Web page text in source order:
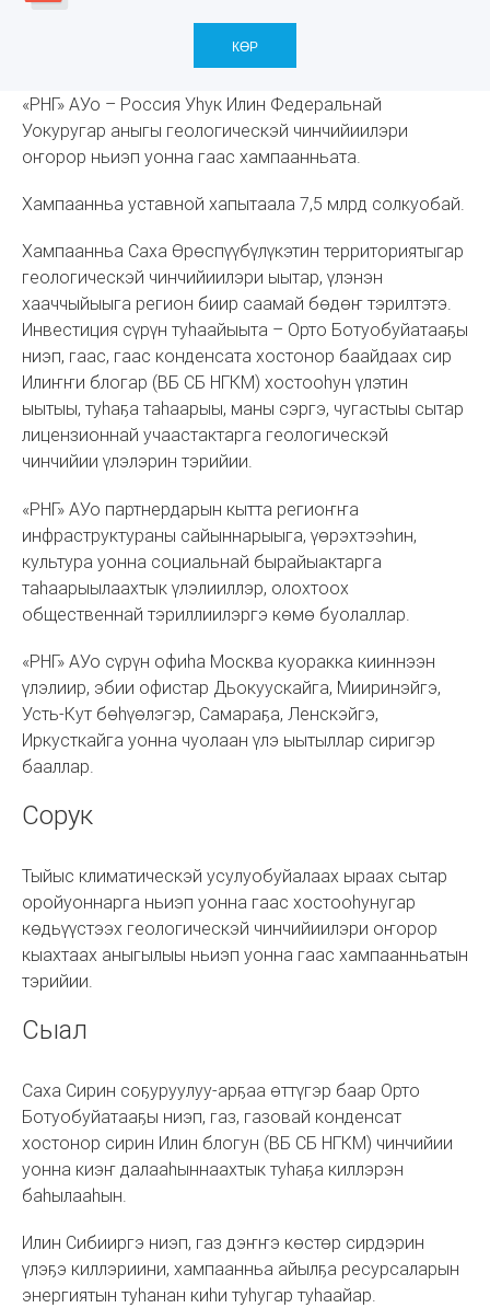
КӨР
«РНГ» АУо – Россия Уһук Илин Федеральнай
Уокуругар аныгы геологическэй чинчийиилэри
оҥорор ньиэп уонна гаас хампаанньата.
Хампаанньа уставной хапытаала 7,5 млрд солкуобай.
Хампаанньа Саха Өрөспүүбүлүкэтин территориятыгар
геологическэй чинчийиилэри ыытар, үлэнэн
хааччыйыыга регион биир саамай бөдөҥ тэрилтэтэ.
Инвестиция сүрүн туһаайыыта – Орто Ботуобуйатааҕы
ниэп, гаас, гаас конденсата хостонор баайдаах сир
Илиҥҥи блогар (ВБ СБ НГКМ) хостооһун үлэтин
ыытыы, туһаҕа таһаарыы, маны сэргэ, чугастыы сытар
лицензионнай учаастактарга геологическэй
чинчийии үлэлэрин тэрийии.
«РНГ» АУо партнердарын кытта региоҥҥа
инфраструктураны сайыннарыыга, үөрэхтээһин,
культура уонна социальнай бырайыактарга
таһаарыылаахтык үлэлииллэр, олохтоох
общественнай тэриллиилэргэ көмө буолаллар.
«РНГ» АУо сүрүн офиһа Москва куоракка кииннээн
үлэлиир, эбии офистар Дьокуускайга, Мииринэйгэ,
Усть-Кут бөһүөлэгэр, Самараҕа, Ленскэйгэ,
Иркусткайга уонна чуолаан үлэ ыытыллар сиригэр
бааллар.
Сорук
Тыйыс климатическэй усулуобуйалаах ыраах сытар
оройуоннарга ньиэп уонна гаас хостооһунугар
көдьүүстээх геологическэй чинчийиилэри оҥорор
кыахтаах аныгылыы ньиэп уонна гаас хампаанньатын
тэрийии.
Сыал
Саха Сирин соҕуруулуу-арҕаа өттүгэр баар Орто
Ботуобуйатааҕы ниэп, газ, газовай конденсат
хостонор сирин Илин блогун (ВБ СБ НГКМ) чинчийии
уонна киэҥ далааһыннаахтык туһаҕа киллэрэн
баһылааһын.
Илин Сибииргэ ниэп, газ дэҥҥэ көстөр сирдэрин
үлэҕэ киллэриини, хампаанньа айылҕа ресурсаларын
энергиятын туһанан киһи туһугар туһаайар.